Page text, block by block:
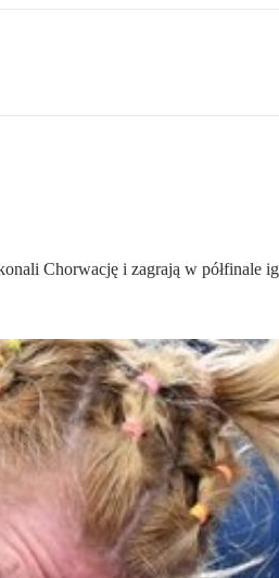
Chorwację i zagrają w półfinale